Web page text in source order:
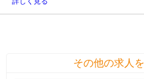
その他の求人